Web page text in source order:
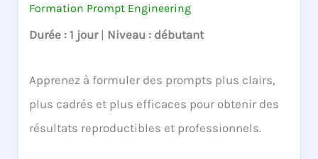
Formation Prompt Engineering
Durée : 1 jour | Niveau : débutant
Apprenez à formuler des prompts plus clairs,
plus cadrés et plus efficaces pour obtenir des
résultats reproductibles et professionnels.